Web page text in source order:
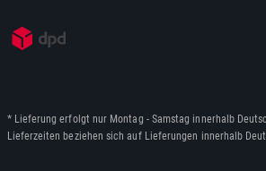
* Lieferung erfolgt nur Montag - Samstag innerhalb
Lieferzeiten beziehen sich auf Lieferungen innerhalb